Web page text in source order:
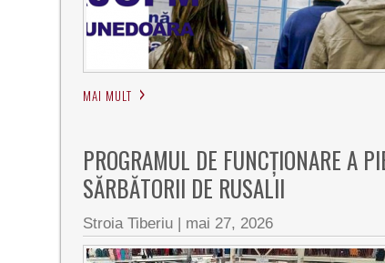
MAI MULT
PROGRAMUL DE FUNCȚIONARE A
SĂRBĂTORII DE RUSALII
Stroia Tiberiu | mai 27, 2026